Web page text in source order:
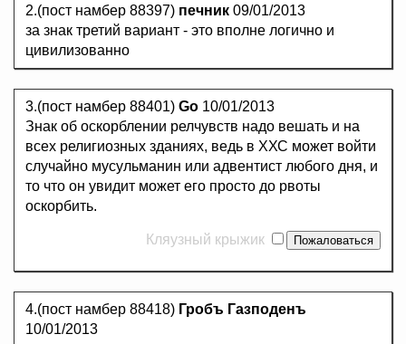
2.(пост намбер 88397) печник 09/01/2013
за знак третий вариант - это вполне логично и
цивилизованно
3.(пост намбер 88401) Go 10/01/2013
Знак об оскорблении релчувств надо вешать и на
всех религиозных зданиях, ведь в ХХС может войти
случайно мусульманин или адвентист любого дня, и
то что он увидит может его просто до рвоты
оскорбить.
Кляузный крыжик
4.(пост намбер 88418) Гробъ Газподенъ
10/01/2013